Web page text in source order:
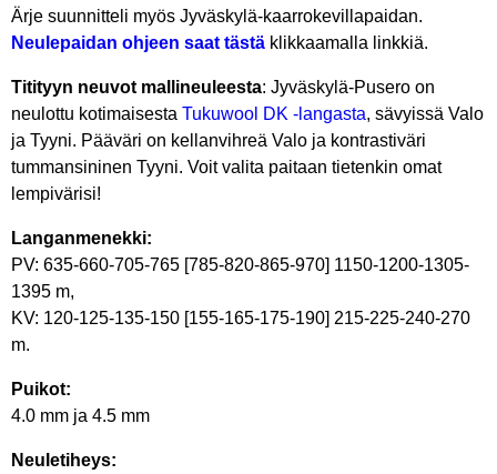
Ärje suunnitteli myös Jyväskylä-kaarrokevillapaidan.
Neulepaidan ohjeen saat tästä klikkaamalla linkkiä.
Titityyn neuvot mallineuleesta: Jyväskylä-Pusero on
neulottu kotimaisesta Tukuwool DK -langasta, sävyissä Valo
ja Tyyni. Pääväri on kellanvihreä Valo ja kontrastiväri
tummansininen Tyyni. Voit valita paitaan tietenkin omat
lempivärisi!
Langanmenekki:
PV: 635-660-705-765 [785-820-865-970] 1150-1200-1305-
1395 m,
KV: 120-125-135-150 [155-165-175-190] 215-225-240-270
m.
Puikot:
4.0 mm ja 4.5 mm
Neuletiheys: